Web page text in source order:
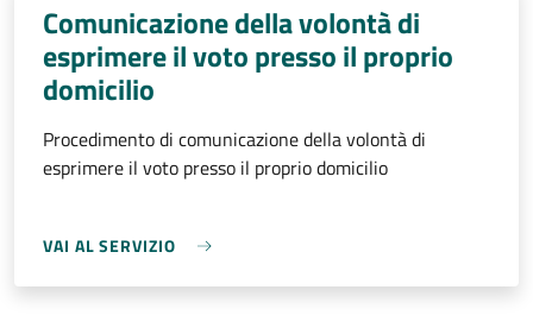
Comunicazione della volontà di
esprimere il voto presso il proprio
domicilio
Procedimento di comunicazione della volontà di
esprimere il voto presso il proprio domicilio
VAI AL SERVIZIO